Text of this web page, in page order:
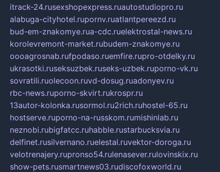
itrack-24.rusexshopexpress.ruautostudiopro.ru
alabuga-cityhotel.rupornv.ruatlantpereezd.ru
bud-em-znakomye.rua-cdc.ruelektrostal-news.ru
korolevremont-market.rubudem-znakomye.ru
oooagrosnab.rufpodaso.ruemfire.rupro-otdelky.ru
ukrasotki.ruseksuzbek.ruseks-uzbek.ruporno-vk.ru
sovratili.ruolecoon.ruvd-dosug.ruadonyev.ru
rbc-news.ruporno-skvirt.rukrospr.ru
13autor-kolonka.rusormol.ru2rich.ruhostel-65.ru
hostserve.ruporno-na-russkom.rumishinlab.ru
neznobi.rubigfatcc.ruhabble.rustarbucksvia.ru
delfinet.rusilvernano.ruelestal.ruvektor-doroga.ru
velotrenajery.rupronso54.rulenasever.rulovinskix.ru
show-pets.rusmartnews03.rudiscofoxworld.ru